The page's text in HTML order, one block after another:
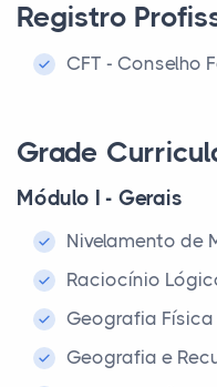
Registro
CFT - Conselho
Grade
Módulo I - Gerais
Nivelamento de
Raciocínio
Geografia
Geografia e